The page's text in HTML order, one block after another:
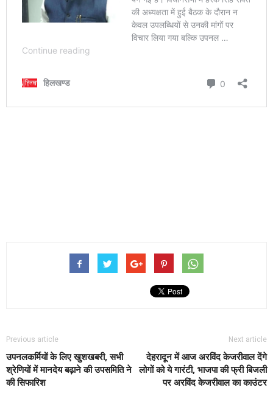
Previous article
उपनलकर्मियों के लिए खुशखबरी, सभी
श्रेणियों में मानदेय बढ़ाने की उपसमिति ने
की सिफारिश
Next article
देहरादून में आज अरविंद केजरीवाल देंगे
लोगों को ये गारंटी, भाजपा की फ्री बिजली
पर अरविंद केजरीवाल का काउंटर